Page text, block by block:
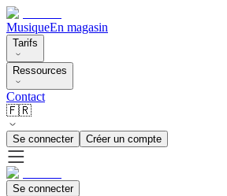
MusiqueEn magasin
Tarifs
Ressources
Contact
🇫🇷
Se connecter Créer un compte
Se connecter